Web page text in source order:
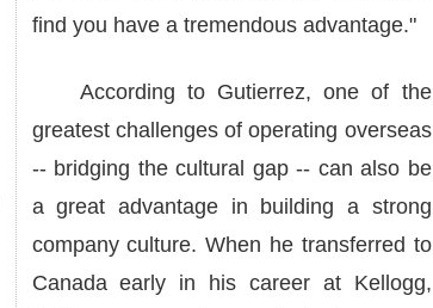
find you have a tremendous advantage."
According to Gutierrez, one of the
greatest challenges of operating overseas
-- bridging the cultural gap -- can also be
a great advantage in building a strong
company culture. When he transferred to
Canada early in his career at Kellogg,